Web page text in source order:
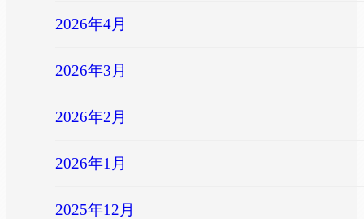
2026年4月
2026年3月
2026年2月
2026年1月
2025年12月